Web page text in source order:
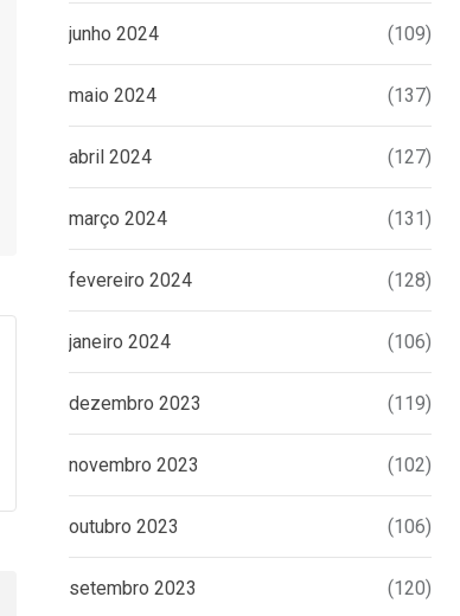
junho 2024 (109)
maio 2024 (137)
abril 2024 (127)
março 2024 (131)
fevereiro 2024 (128)
janeiro 2024 (106)
dezembro 2023 (119)
novembro 2023 (102)
outubro 2023 (106)
setembro 2023 (120)